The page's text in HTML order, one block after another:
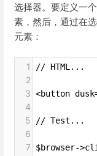
选择器。要定义一
素，然后，通过在
元素：
1 // HTML...
2
3 <button
4
5
// Test...
6
7
$browser-